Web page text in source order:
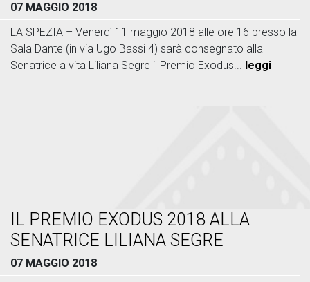
07 MAGGIO 2018
LA SPEZIA – Venerdì 11 maggio 2018 alle ore 16 presso la
Sala Dante (in via Ugo Bassi 4) sarà consegnato alla
Senatrice a vita Liliana Segre il Premio Exodus... leggi
IL PREMIO EXODUS 2018 ALLA
SENATRICE LILIANA SEGRE
07 MAGGIO 2018